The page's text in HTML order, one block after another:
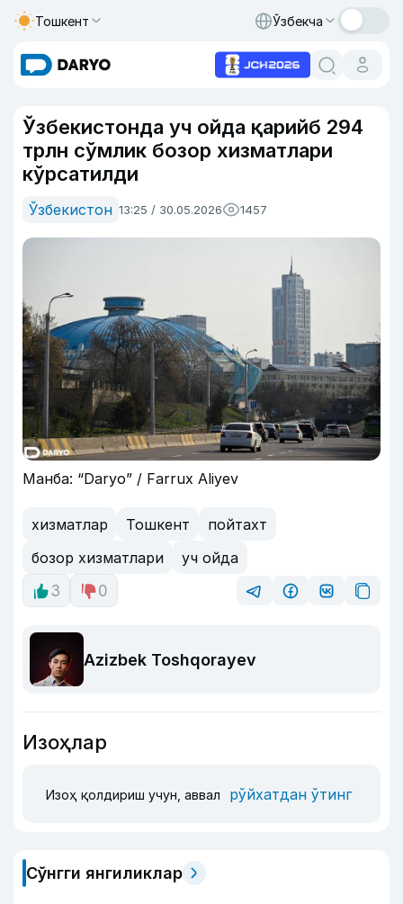
Тошкент Ўзбекча
Ўзбекистонда уч ойда қарийб 294
трлн сўмлик бозор хизматлари
кўрсатилди
Ўзбекистон 13:25 / 30.05.2026 1457
Манба: “Daryo” / Farrux Aliyev
хизматлар Тошкент
пойтахт
бозор хизматлари
уч ойда
3
0
Azizbek Toshqorayev
Изоҳлар
Изоҳ қолдириш учун, аввал рўйхатдан ўтинг
Сўнгги янгиликлар